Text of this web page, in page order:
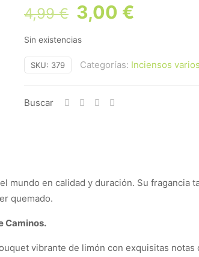
4,99€ El
precio
original
era:
3,00 €
es:
Sin existencias
SKU: 379 Categorías: Inciensos varios
Buscar
mundo en calidad y duración. Su fragancia
quemado.
Caminos.
vibrante de limón con exquisitas